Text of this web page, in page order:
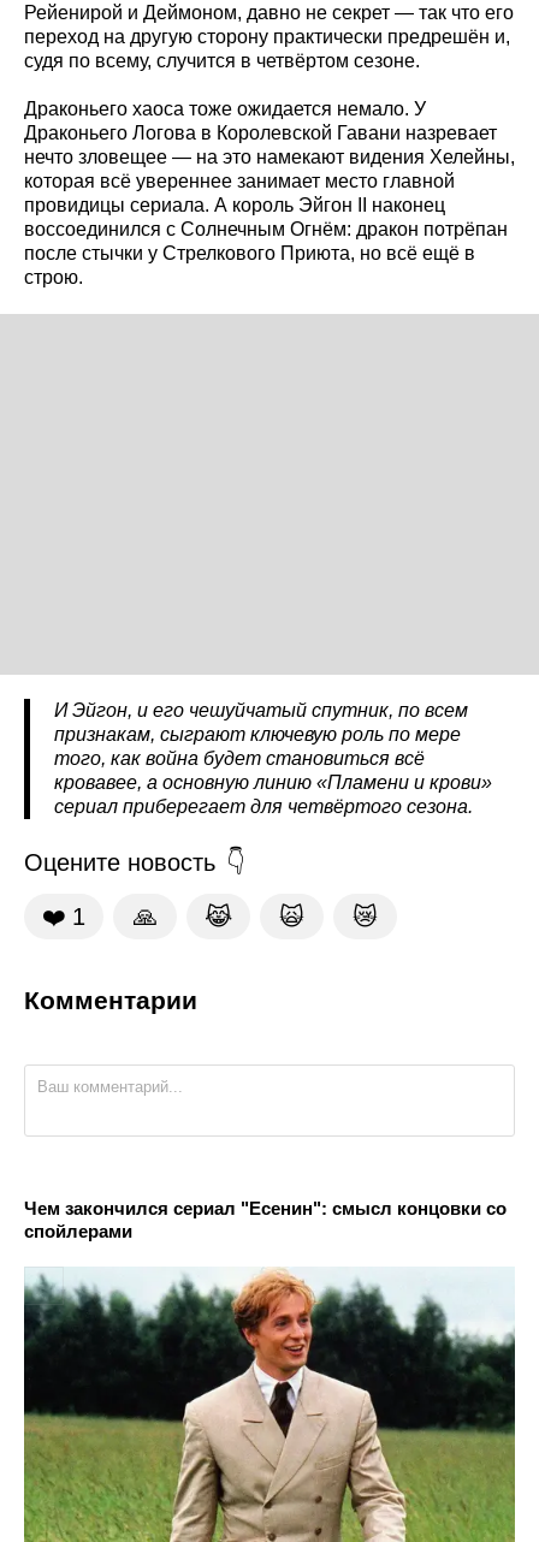
Рейенирой и Деймоном, давно не секрет — так что его
переход на другую сторону практически предрешён и,
судя по всему, случится в четвёртом сезоне.
Драконьего хаоса тоже ожидается немало. У
Драконьего Логова в Королевской Гавани назревает
нечто зловещее — на это намекают видения Хелейны,
которая всё увереннее занимает место главной
провидицы сериала. А король Эйгон II наконец
воссоединился с Солнечным Огнём: дракон потрёпан
после стычки у Стрелкового Приюта, но всё ещё в
строю.
И Эйгон, и его чешуйчатый спутник, по всем
признакам, сыграют ключевую роль по мере
того, как война будет становиться всё
кровавее, а основную линию «Пламени и крови»
сериал приберегает для четвёртого сезона.
Оцените новость
❤️ 1 🙏 😹 🙀 😿
Комментарии
Чем закончился сериал "Есенин": смысл концовки со
спойлерами